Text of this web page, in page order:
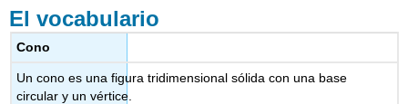
El vocabulario
Cono
Un cono es una figura tridimensional sólida con una base
circular y un vértice.